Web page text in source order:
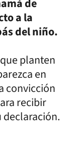
de
a la
del niño.
planten
en
convicción
recibir
declaración.